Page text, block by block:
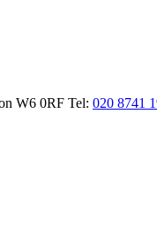
W6 0RF Tel: 020 8741